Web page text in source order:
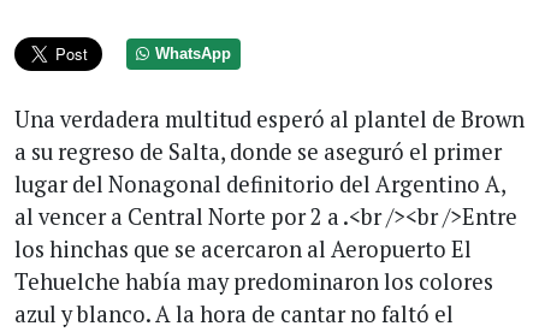
WhatsApp
Una verdadera multitud esperó al plantel de Brown
a su regreso de Salta, donde se aseguró el primer
lugar del Nonagonal definitorio del Argentino A,
al vencer a Central Norte por 2 a .<br /><br />Entre
los hinchas que se acercaron al Aeropuerto El
Tehuelche había may predominaron los colores
azul y blanco. A la hora de cantar no faltó el